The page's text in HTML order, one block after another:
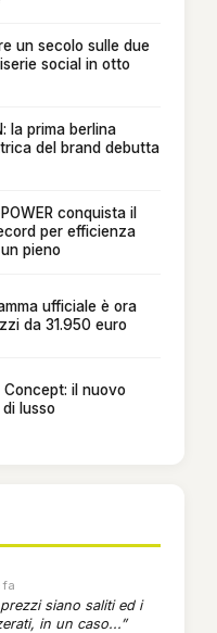
un secolo sulle due
social in otto
la prima berlina
del brand debutta
conquista il
per efficienza
pieno
ufficiale è ora
da 31.950 euro
Concept: il nuovo
lusso
fa
siano saliti ed i
in un caso...”